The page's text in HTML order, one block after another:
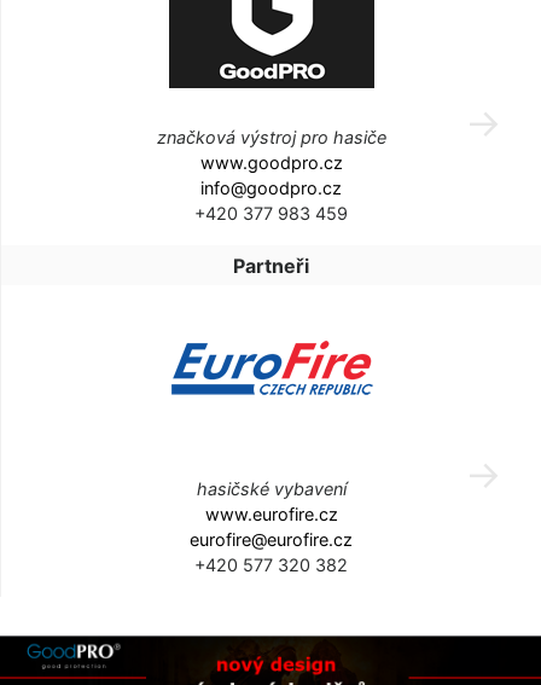
značková výstroj pro hasiče
www.goodpro.cz
info@goodpro.cz
+420 377 983 459
Partneři
hasičské vybavení
www.eurofire.cz
eurofire@eurofire.cz
+420 577 320 382